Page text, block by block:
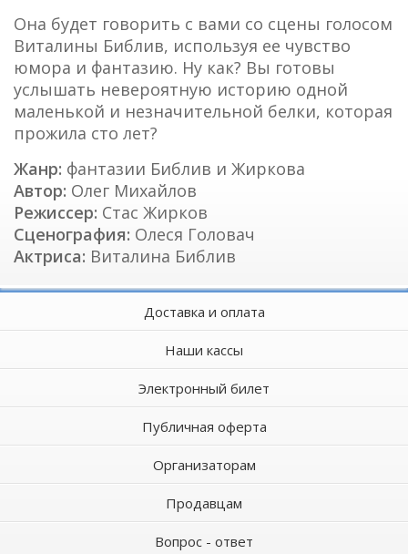
Она будет говорить с вами со сцены голосом
Виталины Библив, используя ее чувство
юмора и фантазию. Ну как? Вы готовы
услышать невероятную историю одной
маленькой и незначительной белки, которая
прожила сто лет?
Жанр: фантазии Библив и Жиркова
Автор: Олег Михайлов
Режиссер: Стас Жирков
Сценография: Олеся Головач
Актриса: Виталина Библив
Доставка и оплата
Наши кассы
Электронный билет
Публичная оферта
Организаторам
Продавцам
Вопрос - ответ